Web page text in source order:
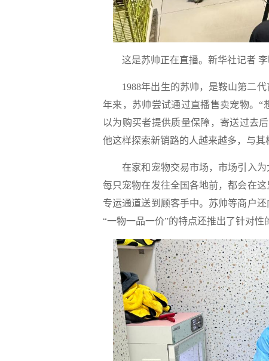
这是苏帅正在直播。新华社记者 李
1988年出生的苏帅，是鞍山第二代
年来，苏帅尝试通过直播售卖宠物。
以为购买者提供质量保障，寄送过去
他这样探索新销路的人越来越多，与其
在家和宠物交易市场，市场引入为
每只宠物在发往全国各地前，都会在
专运通道送到顾客手中。苏帅等商户
“一物一品一价”的特点还推出了针对性